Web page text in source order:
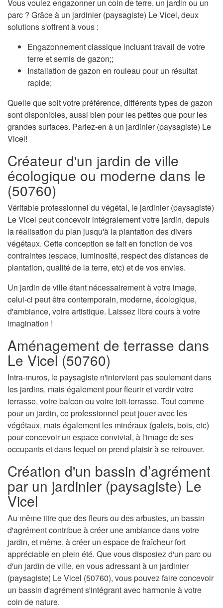
Vous voulez engazonner un coin de terre, un jardin ou un
parc ? Grâce à un jardinier (paysagiste) Le Vicel, deux
solutions s'offrent à vous :
Engazonnement classique incluant travail de votre
terre et semis de gazon;;
Installation de gazon en rouleau pour un résultat
rapide;
Quelle que soit votre préférence, différents types de gazon
sont disponibles, aussi bien pour les petites que pour les
grandes surfaces. Parlez-en à un jardinier (paysagiste) Le
Vicel!
Créateur d'un jardin de ville
écologique ou moderne dans le
(50760)
Véritable professionnel du végétal, le jardinier (paysagiste)
Le Vicel peut concevoir intégralement votre jardin, depuis
la réalisation du plan jusqu'à la plantation des divers
végétaux. Cette conception se fait en fonction de vos
contraintes (espace, luminosité, respect des distances de
plantation, qualité de la terre, etc) et de vos envies.
Un jardin de ville étant nécessairement à votre image,
celui-ci peut être contemporain, moderne, écologique,
d'ambiance, voire artistique. Laissez libre cours à votre
imagination !
Aménagement de terrasse dans
Le Vicel (50760)
Intra-muros, le paysagiste n'intervient pas seulement dans
les jardins, mais également pour fleurir et verdir votre
terrasse, votre balcon ou votre toit-terrasse. Tout comme
pour un jardin, ce professionnel peut jouer avec les
végétaux, mais également les minéraux (galets, bois, etc)
pour concevoir un espace convivial, à l'image de ses
occupants et dans lequel on prend plaisir à se retrouver.
Création d'un bassin d’agrément
par un jardinier (paysagiste) Le
Vicel
Au même titre que des fleurs ou des arbustes, un bassin
d'agrément contribue à créer une ambiance dans votre
jardin, et même, à créer un espace de fraîcheur fort
appréciable en plein été. Que vous disposiez d'un parc ou
d'un jardin de ville, en vous adressant à un jardinier
(paysagiste) Le Vicel (50760), vous pouvez faire concevoir
un bassin d'agrément s'intégrant avec harmonie à votre
coin de nature.